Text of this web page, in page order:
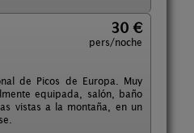
30 €
pers/noche
de Picos de Europa. Muy
equipada, salón, baño
vistas a la montaña, en un